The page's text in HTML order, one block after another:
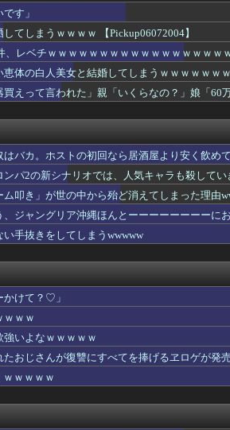
友達と配達員のアルバイトを体験し...
尻【Liella!】
察費」公表
ら…泥酔状態の飲酒運転だった」
き付けた韓国金融市場の崖っぷち ...
ｗｗ 【Pickup060720...
の市場シェアが初め...
きたんやが
報ステ大越キャスターの台詞に視聴...
表監督選考巡り
て囁く瞬間ｗｗｗｗｗｗｗｗwww...
てご満悦wwwwwwwwwwww...
応」と台湾軍トップ！
実は俺と母さんも兄妹なんだ」ぼく...
！！！！
ャー、ガチで可愛いぞ
た俳優がいる」
声（下ネタ）が流れる 第三者が不...
イザは友達って感じで性的な目では...
持ち帰りはなしでしょう、、、
す」
てしまうｗｗｗｗ 【Pickup06072004】
、レベチｗｗｗｗｗｗｗｗｗｗｗｗｗｗｗｗｗ
体の白人美女と結婚してしまうｗｗｗｗｗｗ
えって言われた」親「いくらなの？」娘「60万
はバカ。ホストの初回なら居酒屋より安く飲め
パ2の新シナリオでは、人気キャラも殺してい
ム叩き」が世の中から殆ど消えてしまった理由
、ジャングリア沖縄ほんとーーーーーーーー
い手抜きをしてしまうwwwww
かけて？♡」
ｗｗｗ
強いよなｗｗｗｗｗ
たおじさんが復讐にすべてを捧げるヱロゲが発
ｗｗｗｗｗ